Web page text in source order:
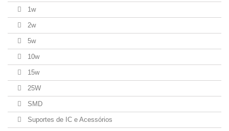
1w
2w
5w
10w
15w
25W
SMD
Suportes de IC e Acessórios